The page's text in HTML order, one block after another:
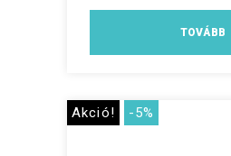
TOVÁBB
Akció! -5%